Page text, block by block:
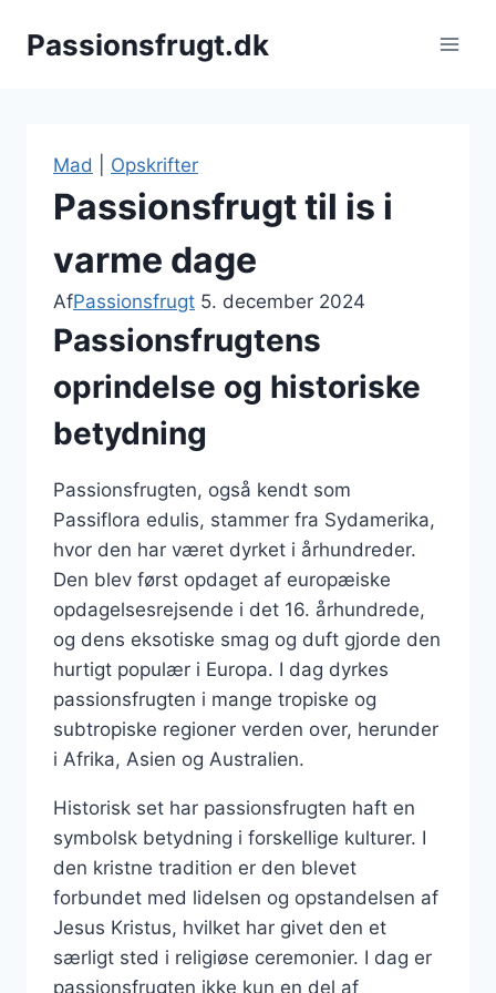
Passionsfrugt.dk
Mad Opskrifter
Passionsfrugt til is i
varme dage
AfPassionsfrugt 5. december 2024
Passionsfrugtens
oprindelse og historiske
betydning
Passionsfrugten, også kendt som
Passiflora edulis, stammer fra Sydamerika,
hvor den har været dyrket i århundreder.
Den blev først opdaget af europæiske
opdagelsesrejsende i det 16. århundrede,
og dens eksotiske smag og duft gjorde den
hurtigt populær i Europa. I dag dyrkes
passionsfrugten i mange tropiske og
subtropiske regioner verden over, herunder
i Afrika, Asien og Australien.
Historisk set har passionsfrugten haft en
symbolsk betydning i forskellige kulturer. I
den kristne tradition er den blevet
forbundet med lidelsen og opstandelsen af
Jesus Kristus, hvilket har givet den et
særligt sted i religiøse ceremonier. I dag er
passionsfrugten ikke kun en del af